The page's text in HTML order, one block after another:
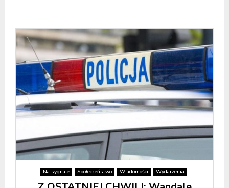
Na sygnale Społeczeństwo Wiadomości Wydarzenia